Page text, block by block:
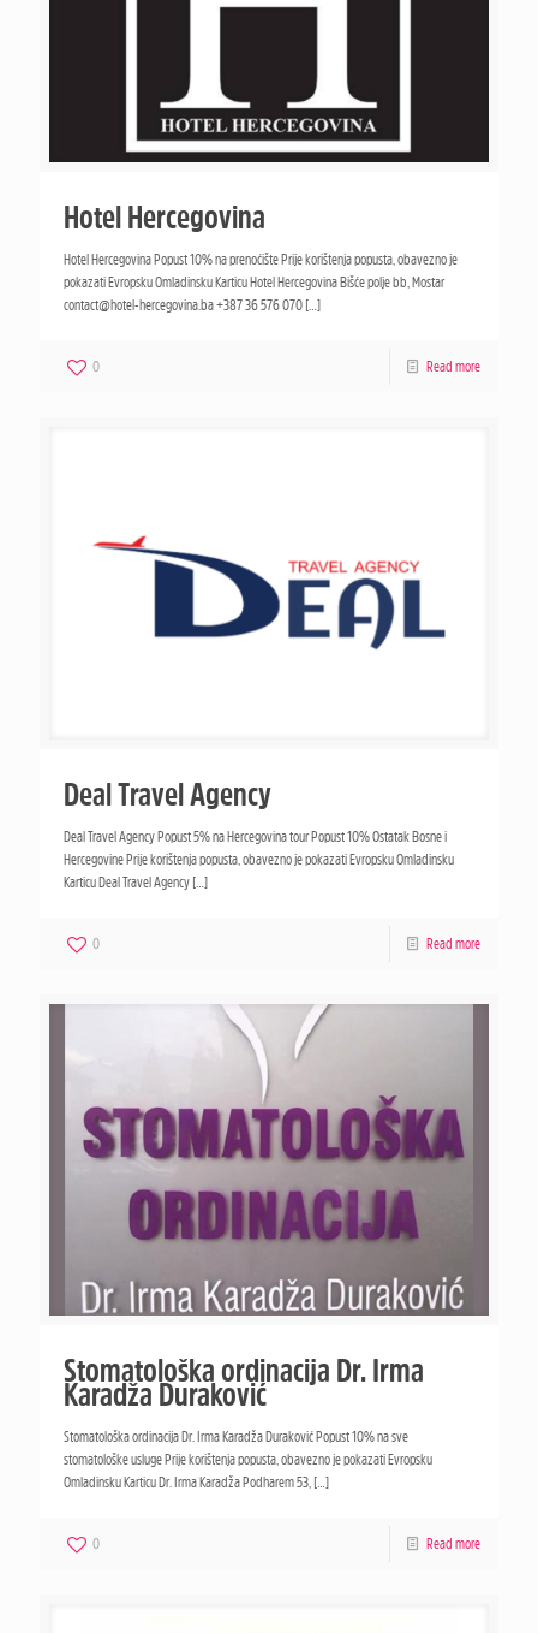
Hotel Hercegovina
Hotel Hercegovina Popust 10% na prenoćište Prije korištenja popusta, obavezno je
pokazati Evropsku Omladinsku Karticu Hotel Hercegovina Bišće polje bb, Mostar
contact@hotel-hercegovina.ba +387 36 576 070 […]
0 Read more
Deal Travel Agency
Deal Travel Agency Popust 5% na Hercegovina tour Popust 10% Ostatak Bosne i
Hercegovine Prije korištenja popusta, obavezno je pokazati Evropsku Omladinsku
Karticu Deal Travel Agency […]
0 Read more
Stomatološka ordinacija Dr. Irma
Karadža Duraković
Stomatološka ordinacija Dr. Irma Karadža Duraković Popust 10% na sve
stomatološke usluge Prije korištenja popusta, obavezno je pokazati Evropsku
Omladinsku Karticu Dr. Irma Karadža Podharem 53, […]
0 Read more